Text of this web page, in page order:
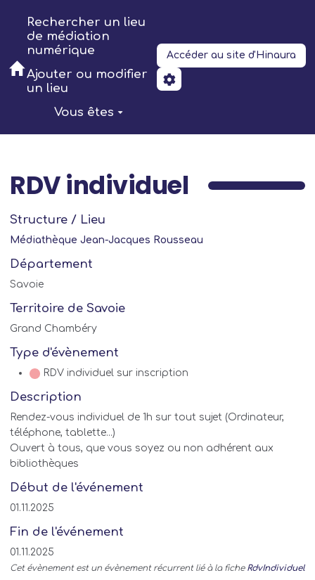
Aller au contenu principal
Rechercher un lieu
de médiation
numérique
Ajouter ou modifier
un lieu
Vous êtes
Accéder au site d'Hinaura
RDV individuel
Structure / Lieu
Médiathèque Jean-Jacques Rousseau
Département
Savoie
Territoire de Savoie
Grand Chambéry
Type d'évènement
RDV individuel sur inscription
Description
Rendez-vous individuel de 1h sur tout sujet (Ordinateur,
téléphone, tablette...)
Ouvert à tous, que vous soyez ou non adhérent aux
bibliothèques
Début de l'événement
01.11.2025
Fin de l'événement
01.11.2025
Cet évènement est un évènement récurrent lié à la fiche RdvIndividuel